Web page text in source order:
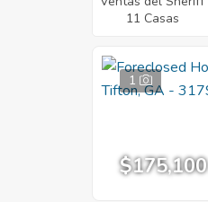
11 Casas
1
$175,100